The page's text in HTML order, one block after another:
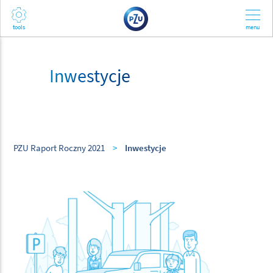
Inwestycje
PZU Raport Roczny 2021 > Inwestycje